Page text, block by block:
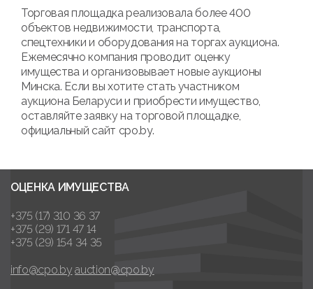
Торговая площадка реализовала более 400
объектов недвижимости, транспорта,
спецтехники и оборудования на торгах аукциона.
Ежемесячно компания проводит оценку
имущества и организовывает новые аукционы
Минска. Если вы хотите стать участником
аукциона Беларуси и приобрести имущество,
оставляйте заявку на торговой площадке,
официальный сайт cpo.by.
ОЦЕНКА ИМУЩЕСТВА
+375 (17) 310 36 37
+375 (29) 171 47 14
+375 (29) 154 34 35
info@cpo.by auction@cpo.by